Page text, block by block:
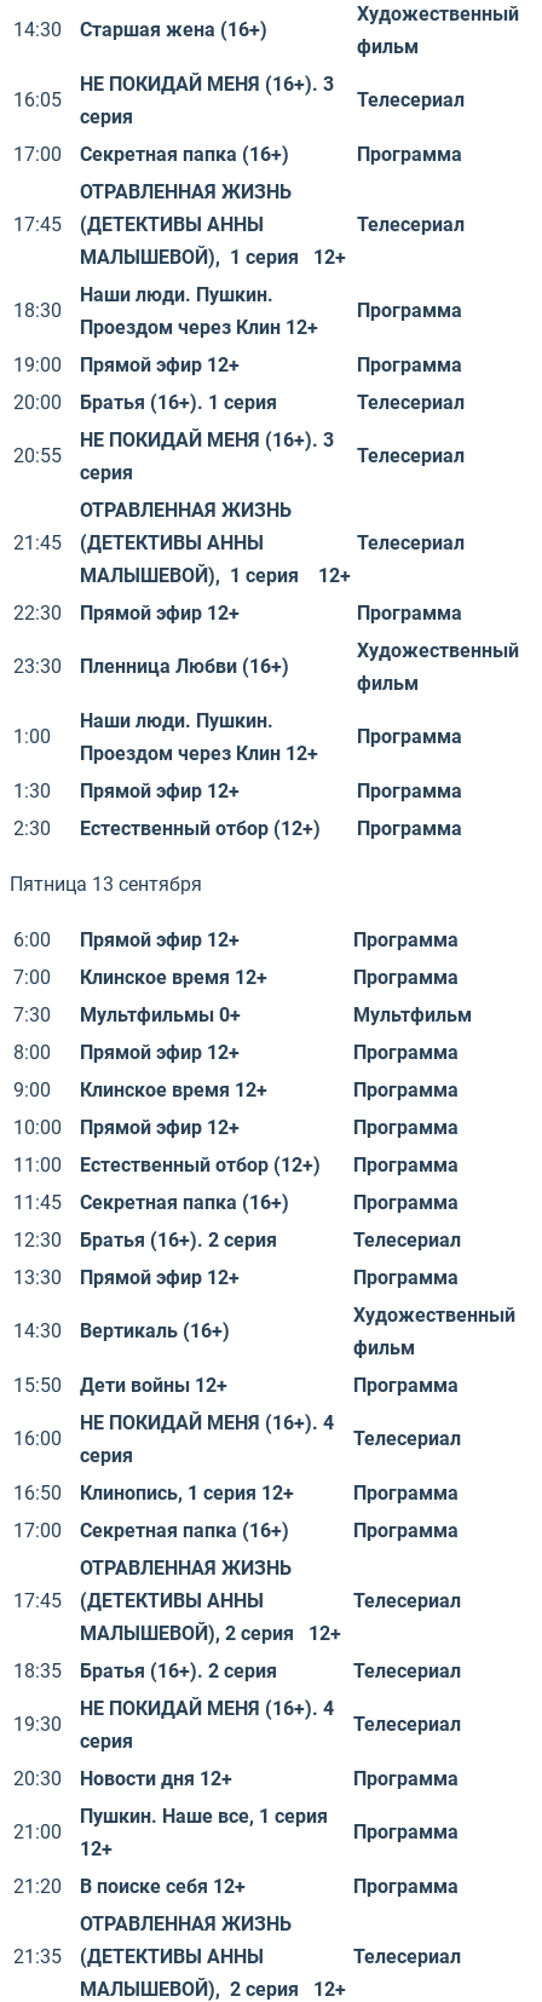
14:30 Старшая жена (16+)
Художественный
фильм
16:05
НЕ ПОКИДАЙ МЕНЯ (16+). 3
серия
Телесериал
17:00 Секретная папка (16+) Программа
17:45
ОТРАВЛЕННАЯ ЖИЗНЬ
(ДЕТЕКТИВЫ АННЫ
МАЛЫШЕВОЙ), 1 серия 12+
Телесериал
18:30
Наши люди. Пушкин.
Проездом через Клин 12+
Программа
19:00 Прямой эфир 12+
Программа
20:00
Братья (16+). 1 серия Телесериал
20:55
НЕ ПОКИДАЙ МЕНЯ (16+). 3
серия
Телесериал
21:45
ОТРАВЛЕННАЯ ЖИЗНЬ
(ДЕТЕКТИВЫ АННЫ
МАЛЫШЕВОЙ), 1 серия 12+
Телесериал
22:30 Прямой эфир 12+ Программа
23:30 Пленница Любви (16+)
Художественный
фильм
1:00
Наши люди. Пушкин.
Проездом через Клин 12+
Программа
1:30 Прямой эфир 12+
Программа
2:30
Естественный отбор (12+) Программа
Пятница 13 сентября
6:00 Прямой эфир 12+
Программа
7:00
Клинское время 12+
Программа
7:30
Мультфильмы 0+
Мультфильм
8:00
Прямой эфир 12+
Программа
9:00
Клинское время 12+
Программа
10:00
Прямой эфир 12+
Программа
11:00
Естественный отбор (12+)
Программа
11:45
Секретная папка (16+)
Программа
12:30
Братья (16+). 2 серия
Телесериал
13:30
Прямой эфир 12+ Программа
14:30 Вертикаль (16+)
Художественный
фильм
15:50
Дети войны 12+ Программа
16:00
НЕ ПОКИДАЙ МЕНЯ (16+). 4
серия
Телесериал
16:50 Клинопись, 1 серия 12+
Программа
17:00
Секретная папка (16+) Программа
17:45
ОТРАВЛЕННАЯ ЖИЗНЬ
(ДЕТЕКТИВЫ АННЫ
МАЛЫШЕВОЙ), 2 серия 12+
Телесериал
18:35 Братья (16+). 2 серия Телесериал
19:30
НЕ ПОКИДАЙ МЕНЯ (16+). 4
серия
Телесериал
20:30 Новости дня 12+ Программа
21:00
Пушкин. Наше все, 1 серия
12+
Программа
21:20 В поиске себя 12+ Программа
21:35
ОТРАВЛЕННАЯ ЖИЗНЬ
(ДЕТЕКТИВЫ АННЫ
МАЛЫШЕВОЙ), 2 серия 12+
Телесериал